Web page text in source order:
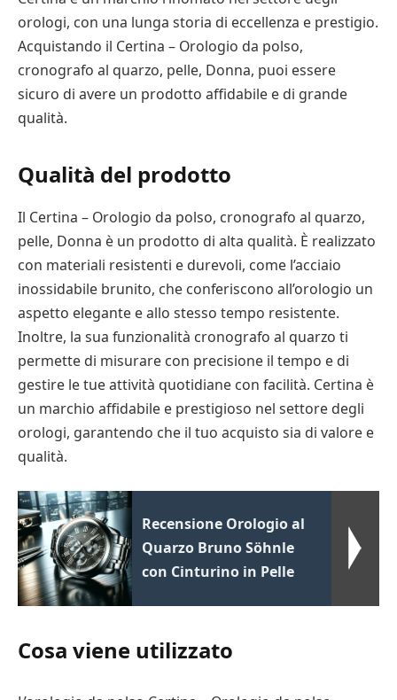
orologi, con una lunga storia di eccellenza e prestigio.
Acquistando il Certina – Orologio da polso,
cronografo al quarzo, pelle, Donna, puoi essere
sicuro di avere un prodotto affidabile e di grande
qualità.
Qualità del prodotto
Il Certina – Orologio da polso, cronografo al quarzo,
pelle, Donna è un prodotto di alta qualità. È realizzato
con materiali resistenti e durevoli, come l’acciaio
inossidabile brunito, che conferiscono all’orologio un
aspetto elegante e allo stesso tempo resistente.
Inoltre, la sua funzionalità cronografo al quarzo ti
permette di misurare con precisione il tempo e di
gestire le tue attività quotidiane con facilità. Certina è
un marchio affidabile e prestigioso nel settore degli
orologi, garantendo che il tuo acquisto sia di valore e
qualità.
Recensione Orologio al
Quarzo Bruno Söhnle
con Cinturino in Pelle
Cosa viene utilizzato